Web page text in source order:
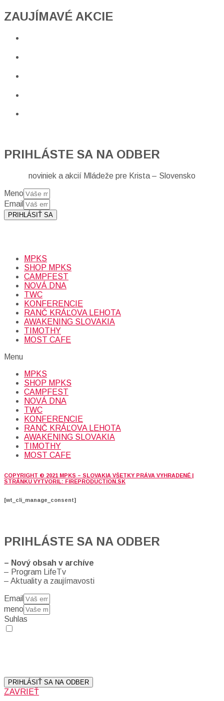
ZAUJÍMAVÉ AKCIE​
PRIHLÁSTE SA NA ODBER
noviniek a akcií Mládeže pre Krista – Slovensko
Meno
Email
PRIHLÁSIŤ SA
MPKS
SHOP MPKS
CAMPFEST
NOVÁ DNA
TWC
KONFERENCIE
RANČ KRÁĽOVA LEHOTA
AWAKENING SLOVAKIA
TIMOTHY
MOST CAFE
Menu
MPKS
SHOP MPKS
CAMPFEST
NOVÁ DNA
TWC
KONFERENCIE
RANČ KRÁĽOVA LEHOTA
AWAKENING SLOVAKIA
TIMOTHY
MOST CAFE
COPYRIGHT © 2021 MPKS – SLOVAKIA VŠETKY PRÁVA VYHRADENÉ |
STRÁNKU VYTVORIL: FIREPRODUCTION.SK
[wt_cli_manage_consent]
PRIHLÁSTE SA NA ODBER
– Nový obsah v archíve
– Program LifeTv
– Aktuality a zaujímavosti
Email
meno
Suhlas
PRIHLÁSIŤ SA NA ODBER
ZAVRIEŤ